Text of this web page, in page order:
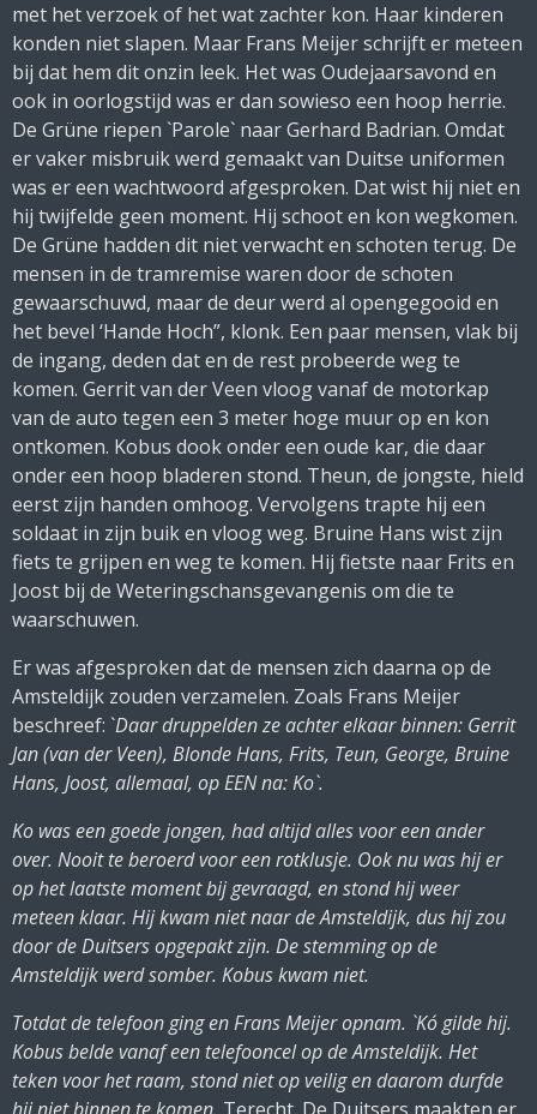
met het verzoek of het wat zachter kon. Haar kinderen
konden niet slapen. Maar Frans Meijer schrijft er meteen
bij dat hem dit onzin leek. Het was Oudejaarsavond en
ook in oorlogstijd was er dan sowieso een hoop herrie.
De Grüne riepen `Parole` naar Gerhard Badrian. Omdat
er vaker misbruik werd gemaakt van Duitse uniformen
was er een wachtwoord afgesproken. Dat wist hij niet en
hij twijfelde geen moment. Hij schoot en kon wegkomen.
De Grüne hadden dit niet verwacht en schoten terug. De
mensen in de tramremise waren door de schoten
gewaarschuwd, maar de deur werd al opengegooid en
het bevel ‘Hande Hoch”, klonk. Een paar mensen, vlak bij
de ingang, deden dat en de rest probeerde weg te
komen. Gerrit van der Veen vloog vanaf de motorkap
van de auto tegen een 3 meter hoge muur op en kon
ontkomen. Kobus dook onder een oude kar, die daar
onder een hoop bladeren stond. Theun, de jongste, hield
eerst zijn handen omhoog. Vervolgens trapte hij een
soldaat in zijn buik en vloog weg. Bruine Hans wist zijn
fiets te grijpen en weg te komen. Hij fietste naar Frits en
Joost bij de Weteringschansgevangenis om die te
waarschuwen.
Er was afgesproken dat de mensen zich daarna op de
Amsteldijk zouden verzamelen. Zoals Frans Meijer
beschreef: `Daar druppelden ze achter elkaar binnen: Gerrit
Jan (van der Veen), Blonde Hans, Frits, Teun, George, Bruine
Hans, Joost, allemaal, op EEN na: Ko`.
Ko was een goede jongen, had altijd alles voor een ander
over. Nooit te beroerd voor een rotklusje. Ook nu was hij er
op het laatste moment bij gevraagd, en stond hij weer
meteen klaar. Hij kwam niet naar de Amsteldijk, dus hij zou
door de Duitsers opgepakt zijn. De stemming op de
Amsteldijk werd somber. Kobus kwam niet.
Totdat de telefoon ging en Frans Meijer opnam. `Ko´ gilde hij.
Kobus belde vanaf een telefooncel op de Amsteldijk. Het
teken voor het raam, stond niet op veilig en daarom durfde
hij niet binnen te komen. Terecht. De Duitsers maakten er